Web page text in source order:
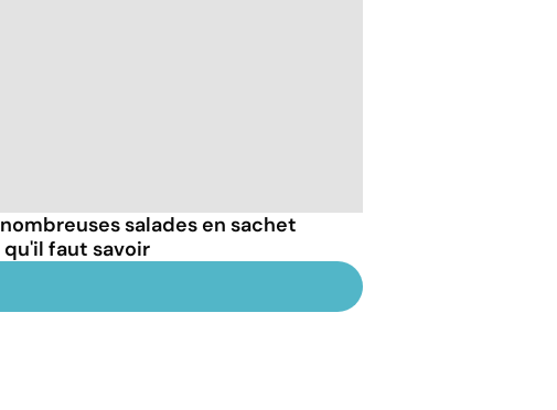
salades en sachet
faut savoir